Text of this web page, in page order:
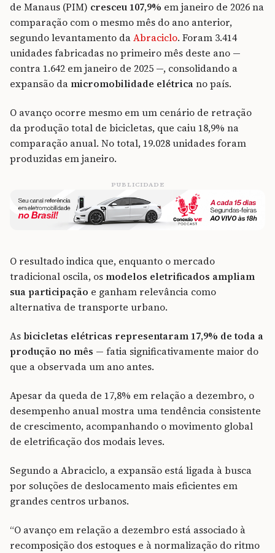
de Manaus (PIM) cresceu 107,9% em janeiro de 2026 na
comparação com o mesmo mês do ano anterior,
segundo levantamento daAbraciclo. Foram 3.414
unidades fabricadas no primeiro mês deste ano —
contra 1.642 em janeiro de 2025 —, consolidando a
expansão da micromobilidade elétricano país.
O avanço ocorre mesmo em um cenário de retração
da produção total de bicicletas, que caiu 18,9% na
comparação anual. No total, 19.028 unidades foram
produzidas em janeiro.
PUBLICIDADE
O resultado indica que, enquanto o mercado
tradicional oscila, os modelos eletrificados ampliam
sua participação e ganham relevância como
alternativa de transporte urbano.
Asbicicletas elétricas representaram 17,9% de toda a
produção no mês — fatia significativamente maior do
que a observada um ano antes.
Apesar da queda de 17,8% em relação a dezembro, o
desempenho anual mostra uma tendência consistente
de crescimento, acompanhando o movimento global
de eletrificação dos modais leves.
Segundo a Abraciclo, a expansão está ligada à busca
por soluções de deslocamento mais eficientes em
grandes centros urbanos.
“O avanço em relação a dezembro está associado à
recomposição dos estoques e à normalização do ritmo